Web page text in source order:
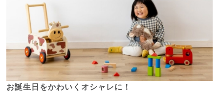
お誕生日をかわいくオシャレに！